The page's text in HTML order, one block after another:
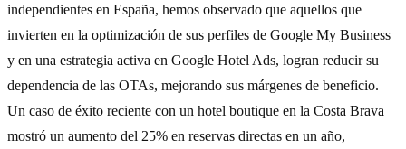
independientes en España, hemos observado que aquellos que
invierten en la optimización de sus perfiles de Google My Business
y en una estrategia activa en Google Hotel Ads, logran reducir su
dependencia de las OTAs, mejorando sus márgenes de beneficio.
Un caso de éxito reciente con un hotel boutique en la Costa Brava
mostró un aumento del 25% en reservas directas en un año,